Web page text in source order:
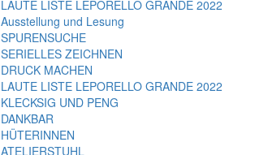
LAUTE LISTE LEPORELLO GRANDE 2022
Ausstellung und Lesung
SPURENSUCHE
SERIELLES ZEICHNEN
DRUCK MACHEN
LAUTE LISTE LEPORELLO GRANDE 2022
KLECKSIG UND PENG
DANKBAR
HÜTERINNEN
ATELIERSTUHL